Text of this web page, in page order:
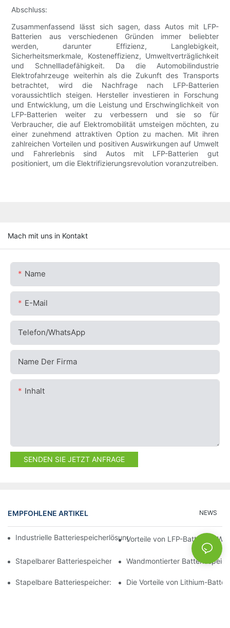
Abschluss:
Zusammenfassend lässt sich sagen, dass Autos mit LFP-
Batterien aus verschiedenen Gründen immer beliebter
werden, darunter Effizienz, Langlebigkeit,
Sicherheitsmerkmale, Kosteneffizienz, Umweltverträglichkeit
und Schnellladefähigkeit. Da die Automobilindustrie
Elektrofahrzeuge weiterhin als die Zukunft des Transports
betrachtet, wird die Nachfrage nach LFP-Batterien
voraussichtlich steigen. Hersteller investieren in Forschung
und Entwicklung, um die Leistung und Erschwinglichkeit von
LFP-Batterien weiter zu verbessern und sie so für
Verbraucher, die auf Elektromobilität umsteigen möchten, zu
einer zunehmend attraktiven Option zu machen. Mit ihren
zahlreichen Vorteilen und positiven Auswirkungen auf Umwelt
und Fahrerlebnis sind Autos mit LFP-Batterien gut
positioniert, um die Elektrifizierungsrevolution voranzutreiben.
Mach mit uns in Kontakt
Name
E-Mail
Telefon/WhatsApp
Name Der Firma
Inhalt
SENDEN SIE JETZT ANFRAGE
EMPFOHLENE ARTIKEL NEWS
Industrielle Batteriespeicherlösungen für dasVorteile von LFP-Batterien:
Stapelbarer Batteriespeicher: Der Schlüssel zu modularen
Wandmontierter
Stapelbare Batteriespeicher: Effiziente Raumnutzung in
Die Vorteile von Lithium-